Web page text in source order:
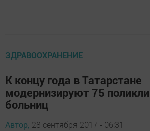
ЗДРАВООХРАНЕНИЕ
К концу года в Татарстане
модернизируют 75
больниц
Автор, 28 сентября 2017 - 06:31